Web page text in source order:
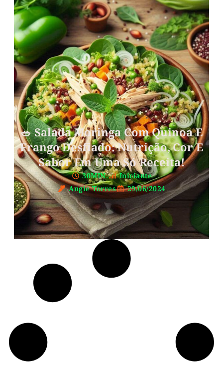
🥗 Salada Moringa Com Quinoa E
Frango Desfiado: Nutrição, Cor E
Sabor Em Uma Só Receita!
30MIN.
Iniciante
Angie Torres
29/06/2024